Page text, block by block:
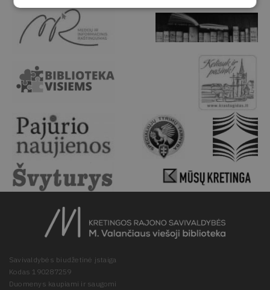
Savivaldybės biudžetinė įstaiga
Kodas 190287259
Duomenys kaupiami ir saugomi